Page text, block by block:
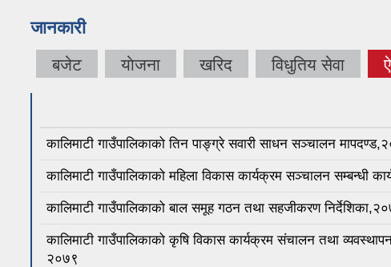
जानकारी
बजेट याेजना खरिद विधुतिय सेवा
कालिमाटी गाउँपालिकाको तिन पाङ्ग्रे सवारी साधन सञ्चालन
कालिमाटी गाउँपालिकाको महिला विकास कार्यक्रम सञ्‍चालन सम्बन्धी
कालिमाटी गाउँपालिकाको बाल समूह गठन तथा सहजीकरण
कालिमाटी गाउँपालिकाको कृषि विकास कार्यक्रम संचालन तथा व्यवस्थापन
२०७९